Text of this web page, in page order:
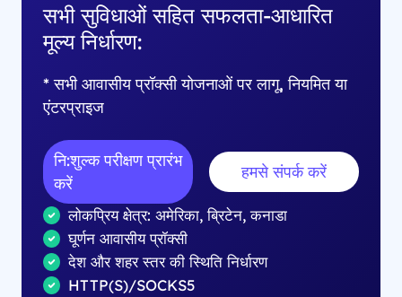
सभी सुविधाओं सहित सफलता-आधारित
मूल्य निर्धारण:
* सभी आवासीय प्रॉक्सी योजनाओं पर लागू, नियमित या
एंटरप्राइज
नि:शुल्क परीक्षण प्रारंभ
करें
हमसे संपर्क करें
लोकप्रिय क्षेत्र: अमेरिका, ब्रिटेन, कनाडा
घूर्णन आवासीय प्रॉक्सी
देश और शहर स्तर की स्थिति निर्धारण
HTTP(S)/SOCKS5